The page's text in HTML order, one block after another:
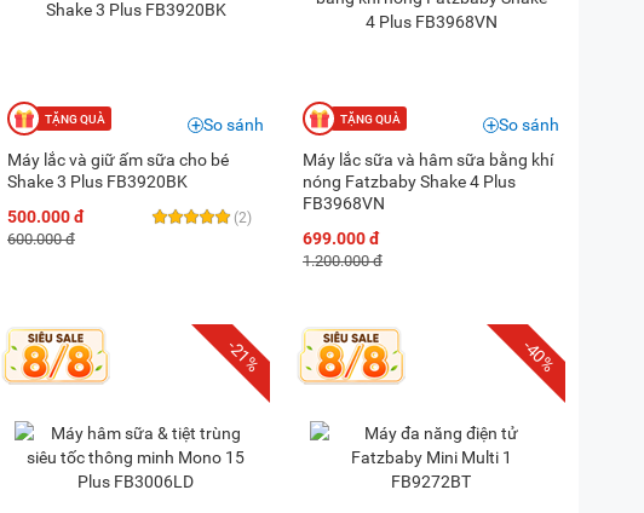
Máy lắc và giữ ấm sữa cho bé
Shake 3 Plus FB3920BK
(2)
500.000 đ
600.000 đ
So sánh
Máy lắc sữa và hâm sữa bằng khí
nóng Fatzbaby Shake 4 Plus
FB3968VN
699.000 đ
1.200.000 đ
So sánh
-21% -40%